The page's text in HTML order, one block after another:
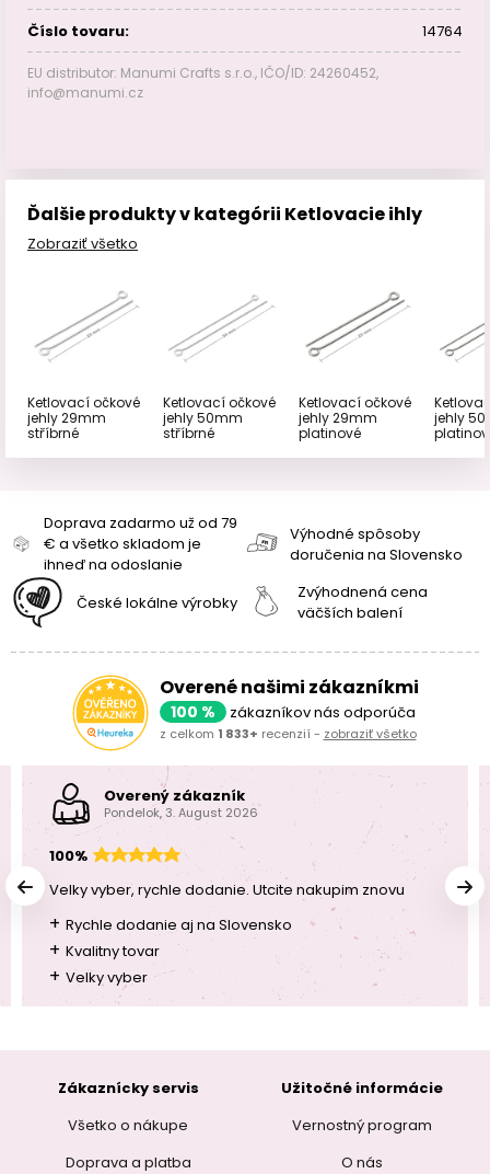
Číslo tovaru: 14764
EU distributor: Manumi Crafts s.r.o., IČO/ID: 24260452,
info@manumi.cz
Ďalšie produkty v kategórii Ketlovacie ihly
Zobraziť všetko
Ketlovací očkové
jehly 29mm
stříbrné
Ketlovací očkové
jehly 50mm
stříbrné
Ketlovací očkové
jehly 29mm
platinové
jehly
Doprava zadarmo už od 79
€ a všetko skladom je
ihneď na odoslanie
Výhodné spôsoby
doručenia na Slovensko
České lokálne výrobky
Zvýhodnená cena
väčších balení
Overené našimi zákazníkmi
100 % zákazníkov nás odporúča
z celkom 1 833+ recenzií - zobraziť všetko
Overený zákazník
Pondelok, 3. August 2026
100%
Velky vyber, rychle dodanie. Utcite nakupim znovu
+ Rychle dodanie aj na Slovensko
+ Kvalitny tovar
+ Velky vyber
Zákaznícky servis
Všetko o nákupe
Doprava a platba
Užitočné informácie
Vernostný program
O nás